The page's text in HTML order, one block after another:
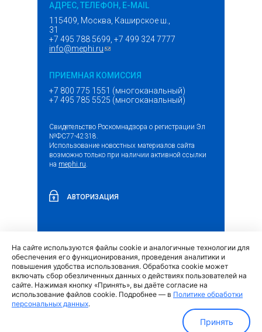
АДРЕС, ТЕЛЕФОН, E-MAIL
115409, Москва, Каширское ш.,
31
+7 495 788 5699, +7 499 324 7777
info@mephi.ru(ссылка для отправки email)
ПРИЕМНАЯ КОМИССИЯ
+7 800 775 1551 (многоканальный)
+7 495 785 5525 (многоканальный)
Свидетельство Роскомнадзора о регистрации Эл
№ФС77-42318.
Использование новостных материалов сайта
возможно только при наличии активной ссылки
на mephi.ru.
АВТОРИЗАЦИЯ
Обращение граждан и организаций (внешняя
ссылка)
Политика обработки персональных данных
На сайте используются файлы cookie и аналогичные технологии для
обеспечения его функционирования, проведения аналитики и
повышения удобства использования. Обработка cookie может
включать сбор обезличенных данных о действиях пользователей на
сайте. Нажимая кнопку «Принять», вы даёте согласие на
использование файлов cookie. Подробнее — в Политике обработки
персональных данных.
Принять